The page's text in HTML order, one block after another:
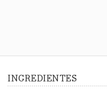
INGREDIENTES